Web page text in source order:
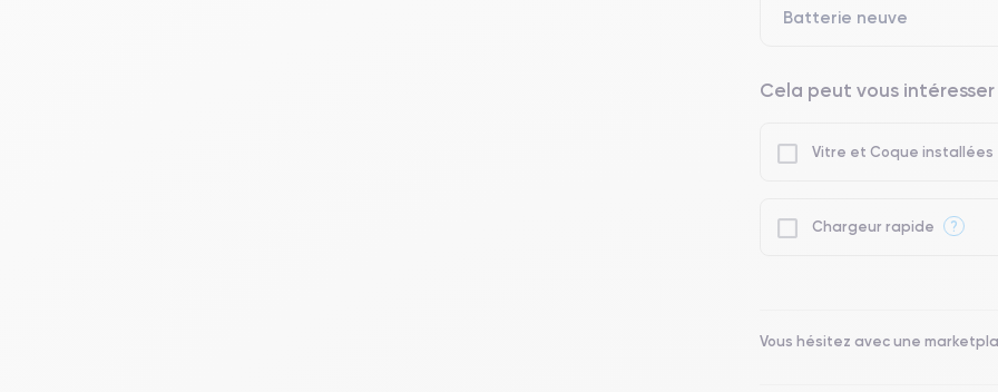
Batterie neuve
Cela peut vous intéresser
Vitre et Coque installées
Chargeur rapide ?
Vous hésitez avec une